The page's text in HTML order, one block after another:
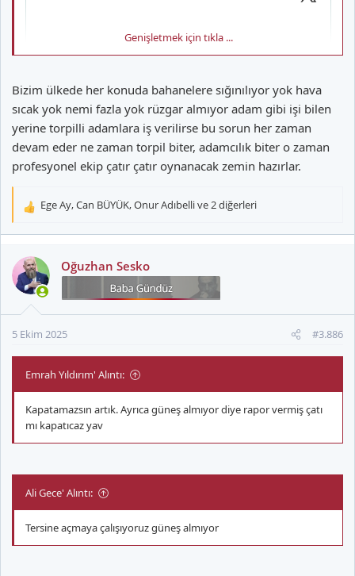
Genişletmek için tıkla ...
Bizim ülkede her konuda bahanelere sığınılıyor yok hava
sıcak yok nemi fazla yok rüzgar almıyor adam gibi işi bilen
yerine torpilli adamlara iş verilirse bu sorun her zaman
devam eder ne zaman torpil biter, adamcılık biter o zaman
profesyonel ekip çatır çatır oynanacak zemin hazırlar.
T
k
i
l
:
Ege Ay,Can BÜYÜK,Onur Adıbellive 2 diğerleri
Oğuzhan Sesko
5 Ekim 2025 #3.886
Emrah Yıldırım' Alıntı:
Kapatamazsın artık. Ayrıca güneş almıyor diye rapor vermiş çatı
mı kapatıcaz yav
Ali Gece' Alıntı:
Tersine açmaya çalışıyoruz güneş almıyor